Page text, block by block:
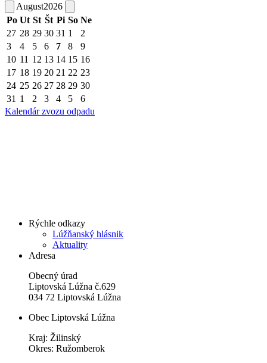
August2026
Po Ut St Št Pi So Ne
27 28 29 30 31 1
2
3
4 5 6 7 8
9
10 11 12 13 14 15 16
17 18 19 20 21 22 23
24 25 26 27 28 29 30
31 1 2 3 4 5
6
Kalendár zvozu odpadu
Rýchle odkazy
Lúžňanský hlásnik
Aktuality
Adresa
Obecný úrad
Liptovská Lúžna č.629
034 72 Liptovská Lúžna
Obec Liptovská Lúžna
Kraj: Žilinský
Okres: Ružomberok